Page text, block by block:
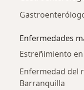
Enfermedades
Estreñimiento
Enfermedad del
Barranquilla